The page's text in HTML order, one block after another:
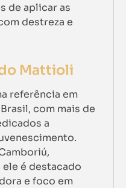
de aplicar as
destreza e
Mattioli
referência em
com mais de
a
ele é destacado
e foco em